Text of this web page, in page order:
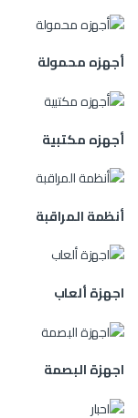
أجهزه محمولة
أجهزه مكتبية
أنظمة المراقبة
اجهزة ألعاب
اجهزة البصمة